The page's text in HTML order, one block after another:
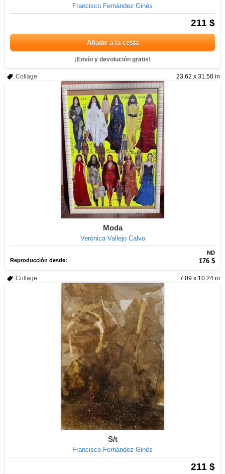
Francisco Fernández Ginés
211 $
Añadir a la cesta
¡Envío y devolución gratis!
23.62 x 31.50 in
Collage
Moda
Verónica Vallejo Calvo
ND
Reproducción desde:
176 $
7.09 x 10.24 in
Collage
S/t
Francisco Fernández Ginés
211 $